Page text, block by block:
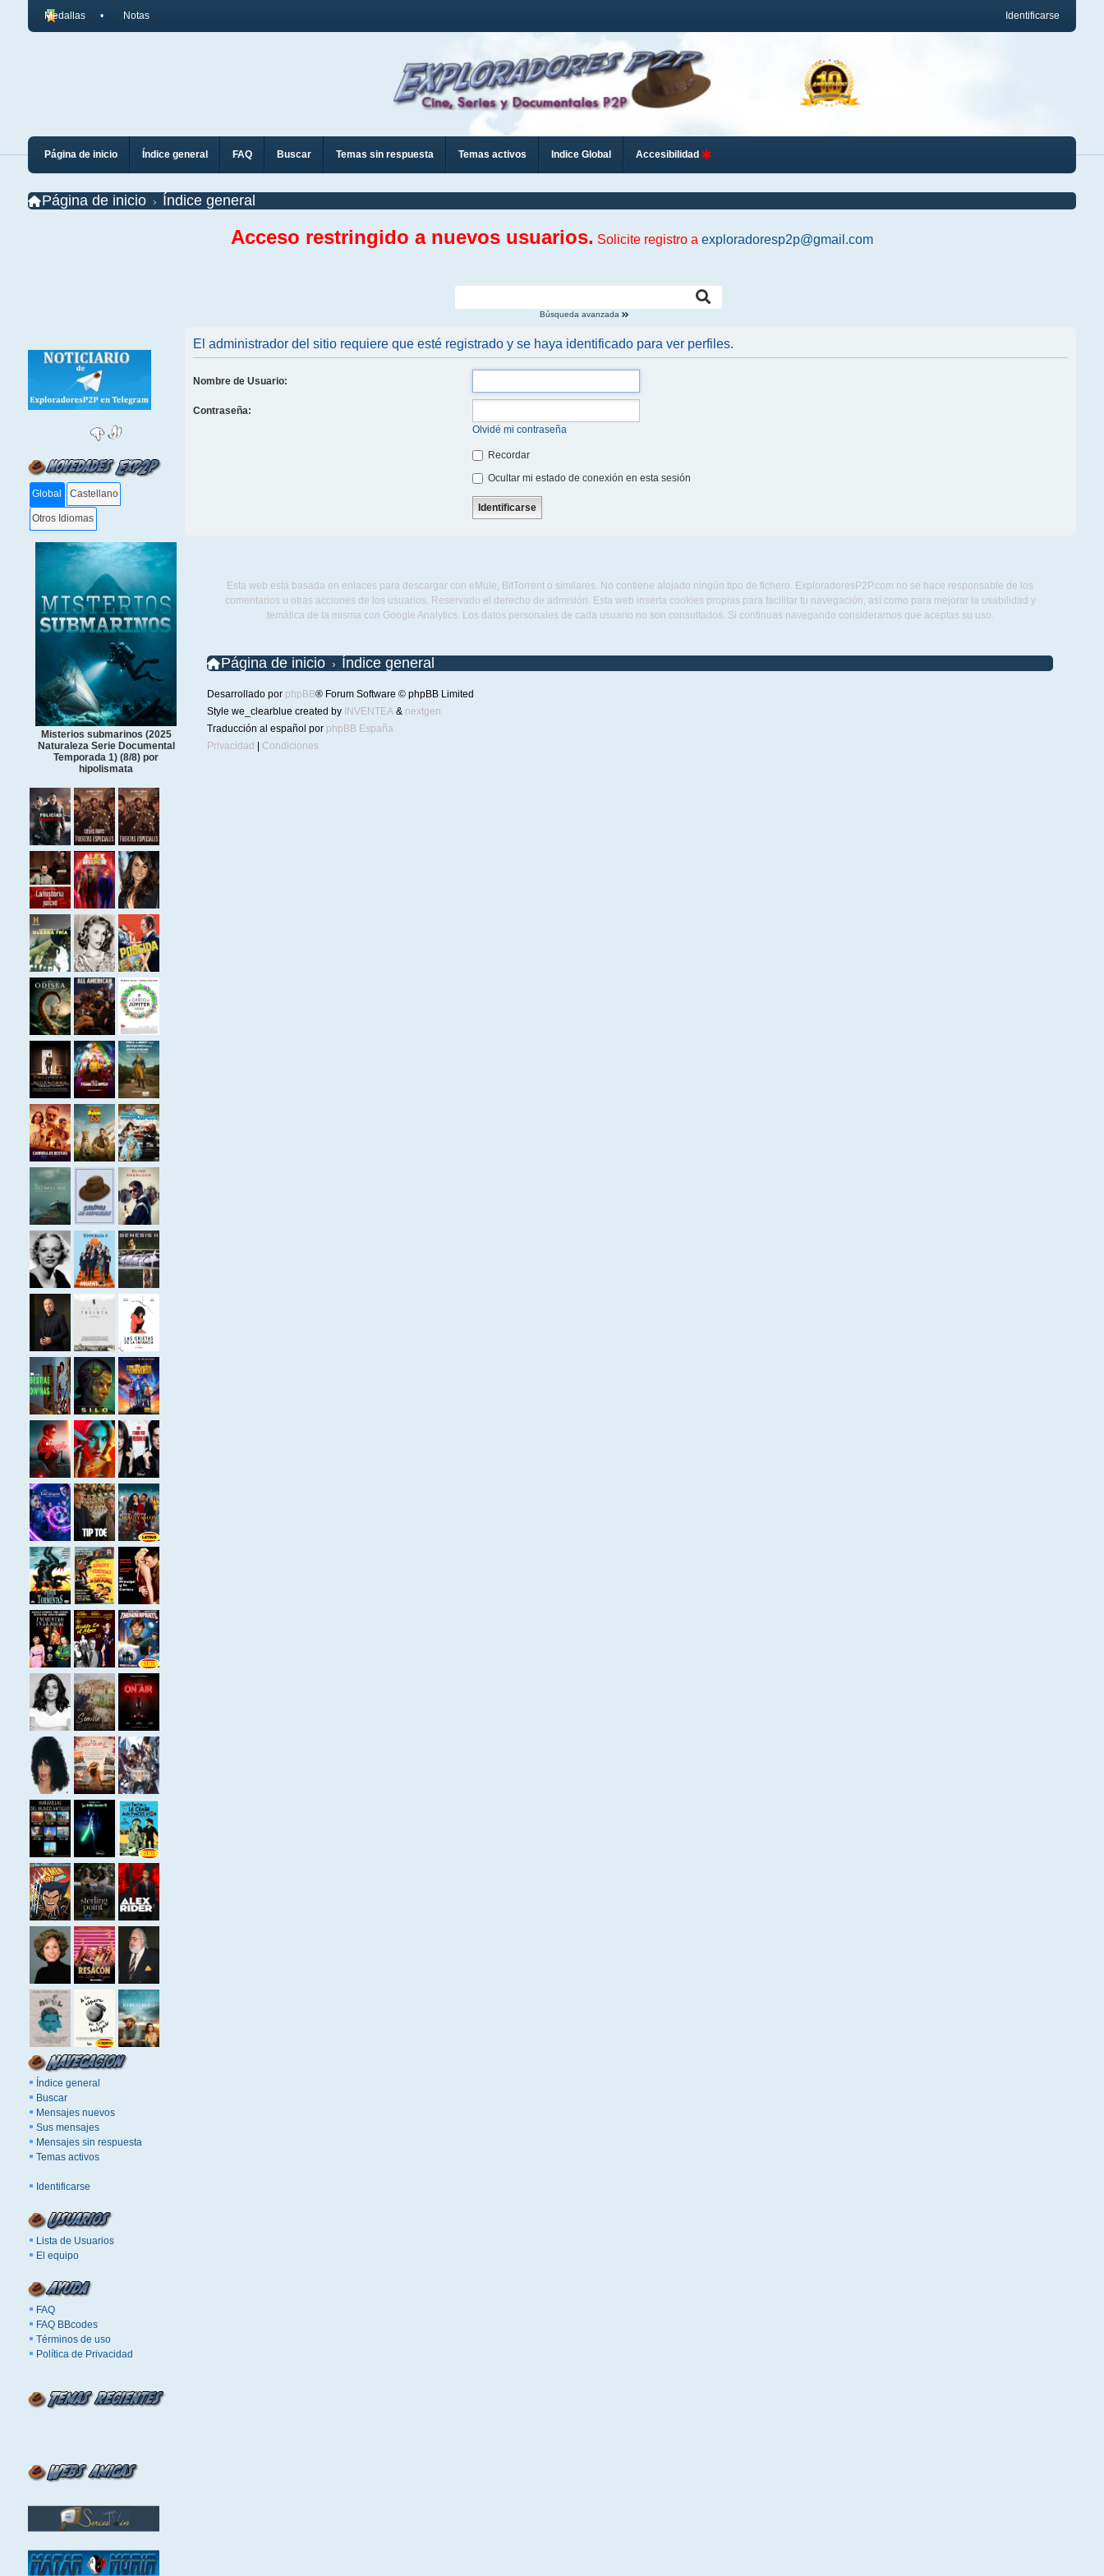
Identificarse
Medallas Notas
Página de inicio Índice general FAQ Buscar Temas sin respuesta Temas activos Indice Global Accesibilidad
Página de inicio Índice general
Acceso restringido a nuevos usuarios. Solicite registro a exploradoresp2p@gmail.com
Búsqueda avanzada
Global Castellano
Otros Idiomas
Misterios submarinos (2025
Naturaleza Serie Documental
Temporada 1) (8/8) por
hipolismata
Índice general
Buscar
Mensajes nuevos
Sus mensajes
Mensajes sin respuesta
Temas activos
Identificarse
Lista de Usuarios
El equipo
FAQ
FAQ BBcodes
Términos de uso
Política de Privacidad
El administrador del sitio requiere que esté registrado y se haya identificado para ver perfiles.
Nombre de Usuario:
Contraseña:
Olvidé mi contraseña
Recordar
Ocultar mi estado de conexión en esta sesión
Esta web está basada en enlaces para descargar con eMule, BitTorrent o similares. No contiene alojado ningún tipo de fichero. ExploradoresP2P.com no se hace responsable de los
comentarios u otras acciones de los usuarios. Reservado el derecho de admisión. Esta web inserta cookies propias para facilitar tu navegación, así como para mejorar la usabilidad y
temática de la misma con Google Analytics. Los datos personales de cada usuario no son consultados. Si continuas navegando consideramos que aceptas su uso.
Página de inicio Índice general
Desarrollado por phpBB® Forum Software © phpBB Limited
Style we_clearblue created by INVENTEA& nextgen
Traducción al español por phpBB España
Privacidad
Condiciones